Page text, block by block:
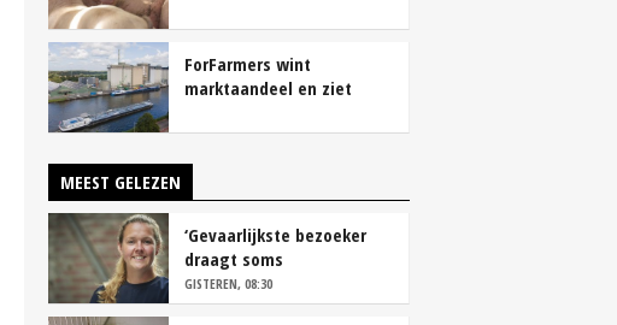
ForFarmers wint
marktaandeel en ziet
MEEST GELEZEN
‘Gevaarlijkste bezoeker
draagt soms
overschoenen’
GISTEREN, 08:30